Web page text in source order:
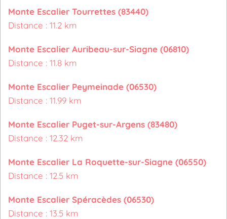
Monte Escalier Tourrettes (83440)
Distance : 11.2 km
Monte Escalier Auribeau-sur-Siagne (06810)
Distance : 11.8 km
Monte Escalier Peymeinade (06530)
Distance : 11.99 km
Monte Escalier Puget-sur-Argens (83480)
Distance : 12.32 km
Monte Escalier La Roquette-sur-Siagne (06550)
Distance : 12.5 km
Monte Escalier Spéracèdes (06530)
Distance : 13.5 km